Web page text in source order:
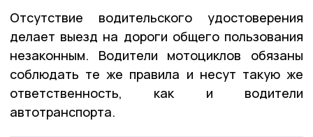
Отсутствие водительского удостоверения
делает выезд на дороги общего пользования
незаконным. Водители мотоциклов обязаны
соблюдать те же правила и несут такую же
ответственность, как и водители
автотранспорта.